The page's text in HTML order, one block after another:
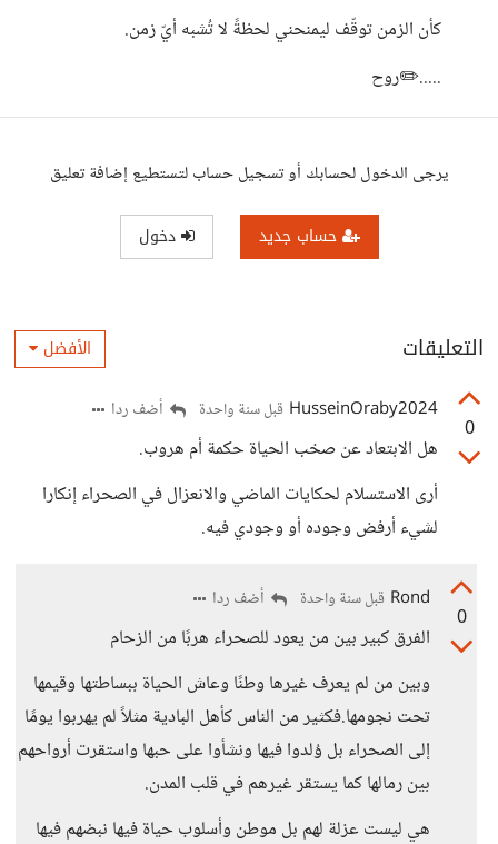
كأن الزمن توقّف ليمنحني لحظةً لا تُشبه أيّ زمن.
.....✏️روح
يرجى الدخول لحسابك أو تسجيل حساب لتستطيع إضافة تعليق
حساب جديد دخول
التعليقات الأفضل
0
HusseinOraby2024 قبل سنة واحدة أضف ردا
هل الابتعاد عن صخب الحياة حكمة أم هروب.
أرى الاستسلام لحكايات الماضي والانعزال في الصحراء إنكارا
لشيء أرفض وجوده أو وجودي فيه.
0
Rond قبل سنة واحدة أضف ردا
الفرق كبير بين من يعود للصحراء هربًا من الزحام
وبين من لم يعرف غيرها وطنًا وعاش الحياة ببساطتها وقيمها
تحت نجومها.فكثير من الناس كأهل البادية مثلاً لم يهربوا يومًا
إلى الصحراء بل وُلدوا فيها ونشأوا على حبها واستقرت أرواحهم
بين رمالها كما يستقر غيرهم في قلب المدن.
هي ليست عزلة لهم بل موطن وأسلوب حياة فيها نبضهم فيها